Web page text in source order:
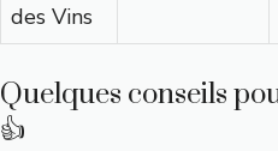
des Vins
Quelques conseils
👍